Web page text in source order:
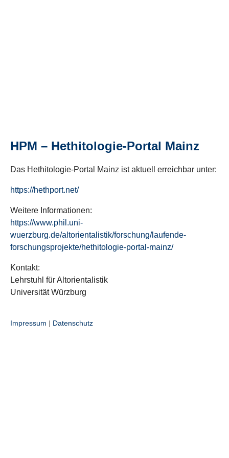
HPM – Hethitologie-Portal Mainz
Das Hethitologie-Portal Mainz ist aktuell erreichbar unter:
https://hethport.net/
Weitere Informationen:
https://www.phil.uni-
wuerzburg.de/altorientalistik/forschung/laufende-
forschungsprojekte/hethitologie-portal-mainz/
Kontakt:
Lehrstuhl für Altorientalistik
Universität Würzburg
Impressum | Datenschutz